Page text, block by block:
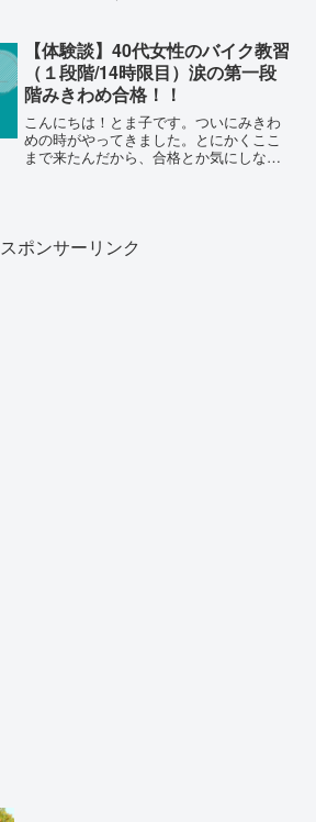
選び方なども解説。
【体験談】40代女性のバイク教習
（１段階/14時限目）涙の第一段
階みきわめ合格！！
こんにちは！とま子です。ついにみきわ
めの時がやってきました。とにかくここ
まで来たんだから、合格とか気にしな
スポンサーリンク